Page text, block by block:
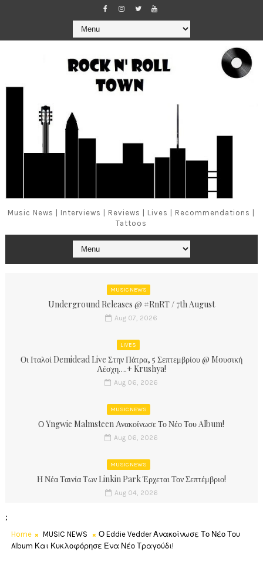
Music News | Interviews | Reviews | Lives | Recommendations |
Tattoos
MUSIC NEWS
Underground Releases @ #RnRT / 7th August
Aug 07, 2026
LIVES
Οι Ιταλοί Demidead Live Στην Πάτρα, 5 Σεπτεμβρίου @ Moυσική
Λέσχη….+ Krushya!
Aug 06, 2026
MUSIC NEWS
Ο Yngwie Malmsteen Ανακοίνωσε Το Νέο Του Album!
Aug 06, 2026
MUSIC NEWS
Η Νέα Ταινία Των Linkin Park Έρχεται Τον Σεπτέμβριο!
Aug 04, 2026
;
Home MUSIC NEWS
Ο Eddie Vedder Ανακοίνωσε Το Νέο Του
Album Και Κυκλοφόρησε Ένα Νέο Τραγούδι!